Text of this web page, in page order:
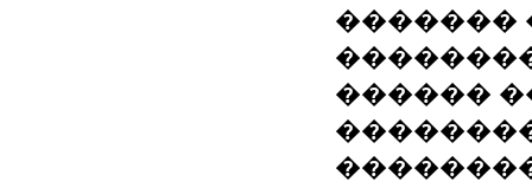
�������
������